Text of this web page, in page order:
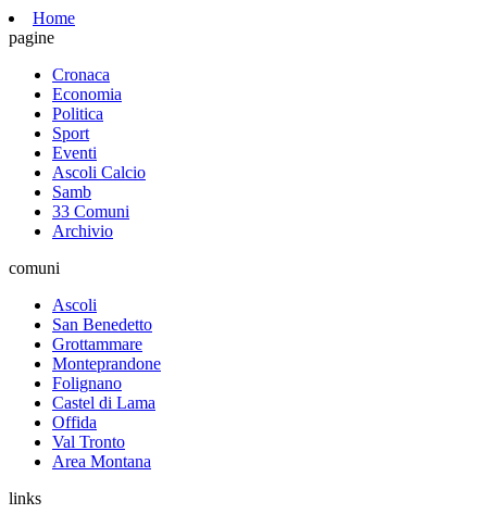
Home
pagine
Cronaca
Economia
Politica
Sport
Eventi
Ascoli Calcio
Samb
33 Comuni
Archivio
comuni
Ascoli
San Benedetto
Grottammare
Monteprandone
Folignano
Castel di Lama
Offida
Val Tronto
Area Montana
links